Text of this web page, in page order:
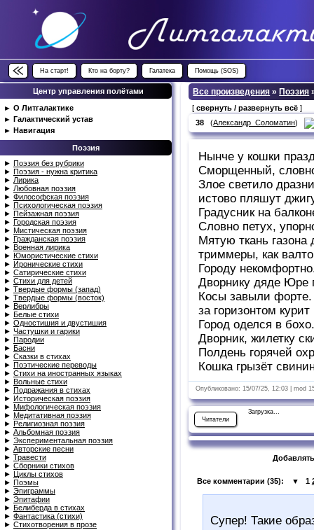
На старт! Кто на борту? Галатека Помощь (SOS)
Центр управления полётами
► О Литгалактике
► Галактический устав
► Навигация
Поэзия
► Поэзия без рубрики
► Поэзия - нужна критика
► Лирика
► Любовная поэзия
► Философская поэзия
► Психологическая поэзия
► Пейзажная поэзия
► Городская поэзия
► Мистическая поэзия
► Гражданская поэзия
► Военная лирика
► Юмористические стихи
► Иронические стихи
► Сатирические стихи
► Стихи для детей
► Твердые формы (запад)
► Твердые формы (восток)
► Верлибры
► Белые стихи
► Одностишия и двустишия
► Частушки и гарики
► Пародии
► Басни
► Сказки в стихах
► Поэтические переводы
► Стихи на иностранных языках
► Вольные стихи
► Подражания в стихах
► Историческая поэзия
► Мифологическая поэзия
► Медитативная поэзия
► Религиозная поэзия
► Альбомная поэзия
► Экспериментальная поэзия
► Авторские песни
► Травести
► Сборники стихов
►
Циклы стихов
► Поэмы
► Эпиграммы
► Эпитафии
► Белиберда в стихах
► Фантастика (стихи)
► Стихотворения в прозе
Все произведения » Поэзия
[свернуть / развернуть всё ]
38 (Александр_Соломатин)
Нынче у кошки
Сморщенный,
Злое светило
истово пляшут
Градусник на
Словно петух,
Мятую ткань газона
триммеры, как
Городу
Дворнику дяде Юре
Косы завыли
за горизонтом
Город оделся в
Дворник, жилетку
Полдень горячей
Кошка грызёт
Опубликовано: 15/07/25, 12:03 | mod
Читатели
Загрузка...
Все комментарии (35): ▼ 1
Супер! Такие